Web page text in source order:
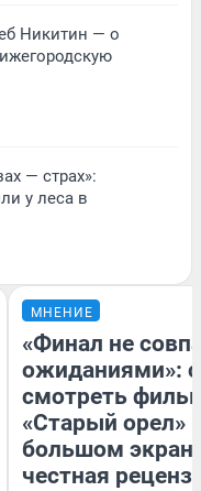
Никитин — о
— страх»:
у леса в
МНЕНИЕ
«Финал не
ожиданиями»:
смотреть
«Старый орел»
большом
честная